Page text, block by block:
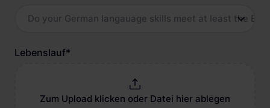
Do your German langauage skills meet at least the B2
Lebenslauf*
Zum Upload klicken oder Datei hier ablegen